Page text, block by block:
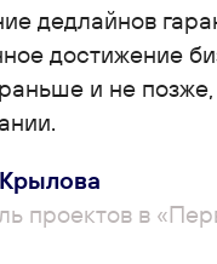
дедлайнов
достижение
и не
проектов в